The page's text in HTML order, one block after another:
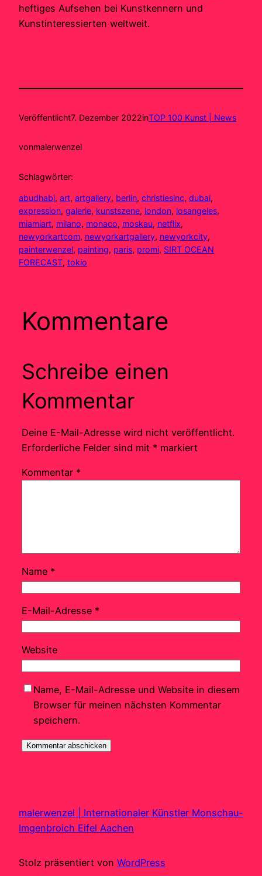
heftiges Aufsehen bei Kunstkennern und
Kunstinteressierten weltweit.
Veröffentlicht7. Dezember 2022inTOP 100 Kunst | News
vonmalerwenzel
Schlagwörter:
abudhabi, art, artgallery, berlin, christiesinc, dubai
expression, galerie, kunstszene, london, losangeles
miamiart, milano, monaco, moskau, netflix
newyorkartcom, newyorkartgallery, newyorkcity
painterwenzel, painting, paris, promi, SIRT OCEAN
FORECAST, tokio
Kommentare
Schreibe einen
Kommentar
Deine E-Mail-Adresse wird nicht veröffentlicht.
Erforderliche Felder sind mit * markiert
Kommentar *
Name *
E-Mail-Adresse *
Website
Name, E-Mail-Adresse und Website in diesem
Browser für meinen nächsten Kommentar
speichern.
malerwenzel | Internationaler Künstler Monschau-
Imgenbroich Eifel Aachen
Stolz präsentiert von WordPress